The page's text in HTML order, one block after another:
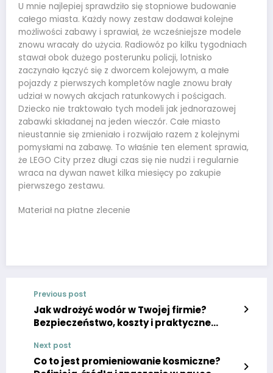
U mnie najlepiej sprawdziło się stopniowe budowanie
całego miasta. Każdy nowy zestaw dodawał kolejne
możliwości zabawy i sprawiał, że wcześniejsze modele
znowu wracały do użycia. Radiowóz po kilku tygodniach
stawał obok dużego posterunku policji, lotnisko
zaczynało łączyć się z dworcem kolejowym, a małe
pojazdy z pierwszych kompletów nagle znowu brały
udział w nowych akcjach ratunkowych i pościgach.
Dziecko nie traktowało tych modeli jak jednorazowej
zabawki składanej na jeden wieczór. Całe miasto
nieustannie się zmieniało i rozwijało razem z kolejnymi
pomysłami na zabawę. To właśnie ten element sprawia,
że LEGO City przez długi czas się nie nudzi i regularnie
wraca na dywan nawet kilka miesięcy po zakupie
pierwszego zestawu.
Materiał na płatne zlecenie
Previous post
Jak wdrożyć wodór w Twojej firmie?
Bezpieczeństwo, koszty i praktyczne
Next post
Co to jest promieniowanie kosmiczne?